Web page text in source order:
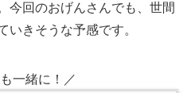
今回のおげんさんでも、世間
いきそうな予感です。
一緒に！／